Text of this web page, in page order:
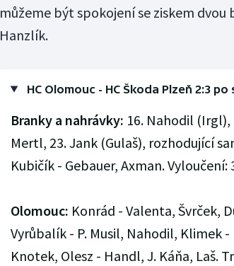
můžeme být spokojení se ziskem
Hanzlík.
HC Olomouc - HC Škoda Plzeň 2:3
Branky a nahrávky: 16. Nahodil (Irgl),
Mertl, 23. Jank (Gulaš), rozhodující
Kubičík - Gebauer, Axman. Vyloučení:
Olomouc: Konrád - Valenta, Švrček,
Vyrůbalík - P. Musil, Nahodil, Klimek
Knotek, Olesz - Handl, J. Káňa, Laš.